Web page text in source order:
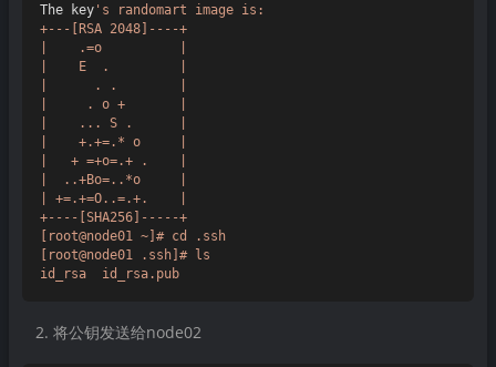
The key 's randomart image is:
+---[RSA 2048]----+
|    .=o          |
|    E  .         |
|      . .        |
|     . o +       |
|    ... S .      |
|    +.+=.* o     |
|   + =+o=.+ .    |
|  ..+Bo=..*o     |
| +=.+=O..=.+.    |
+----[SHA256]-----+
[root@node01 ~]# cd .ssh
[root@node01 .ssh]# ls
将公钥发送给node02